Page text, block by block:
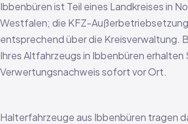
Ibbenbüren ist Teil eines Landkreises in
Westfalen; die KFZ-
entsprechend über die Kreisverwaltung.
Ihres Altfahrzeugs in Ibbenbüren erhalten
Verwertungsnachweis sofort vor Ort.
Halterfahrzeuge aus Ibbenbüren tragen